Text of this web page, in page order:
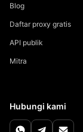
Blog
Daftar proxy gratis
API publik
Mitra
Hubungi kami